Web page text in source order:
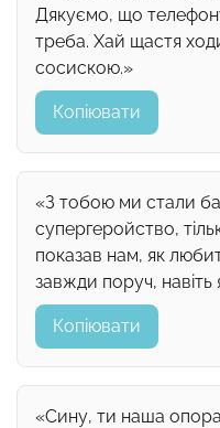
Дякуємо, що
треба. Хай щастя
сосискою.»
Копіювати
«З тобою ми стали
супергеройство,
показав нам, як
завжди поруч,
Копіювати
«Сину, ти наша